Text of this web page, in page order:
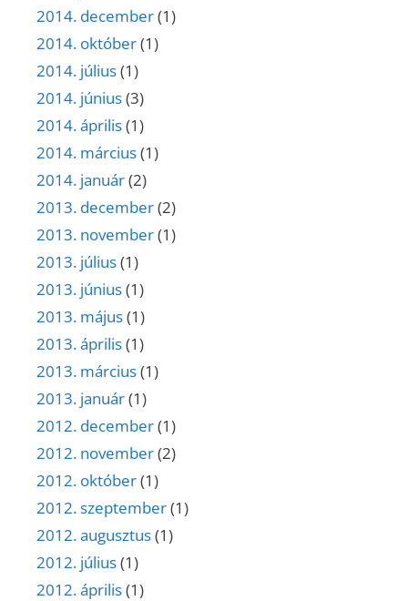
2014. december(1)
2014. október(1)
2014. július(1)
2014. június(3)
2014. április(1)
2014. március(1)
2014. január(2)
2013. december(2)
2013. november(1)
2013. július(1)
2013. június(1)
2013. május(1)
2013. április(1)
2013. március(1)
2013. január(1)
2012. december(1)
2012. november(2)
2012. október(1)
2012. szeptember(1)
2012. augusztus(1)
2012. július(1)
2012. április(1)